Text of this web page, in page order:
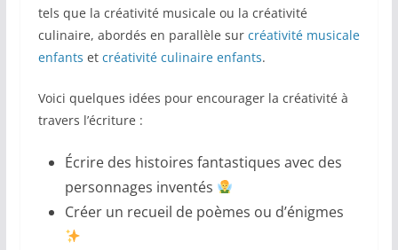
tels que la créativité musicale ou la créativité
culinaire, abordés en parallèle sur créativité musicale
enfants et créativité culinaire enfants.
Voici quelques idées pour encourager la créativité à
travers l’écriture :
Écrire des histoires fantastiques avec des
personnages inventés
Créer un recueil de poèmes ou d’énigmes